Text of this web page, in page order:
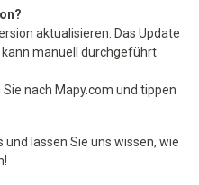
aktualisieren. Das Update
manuell durchgeführt
nach Mapy.com und tippen
und lassen Sie uns wissen, wie